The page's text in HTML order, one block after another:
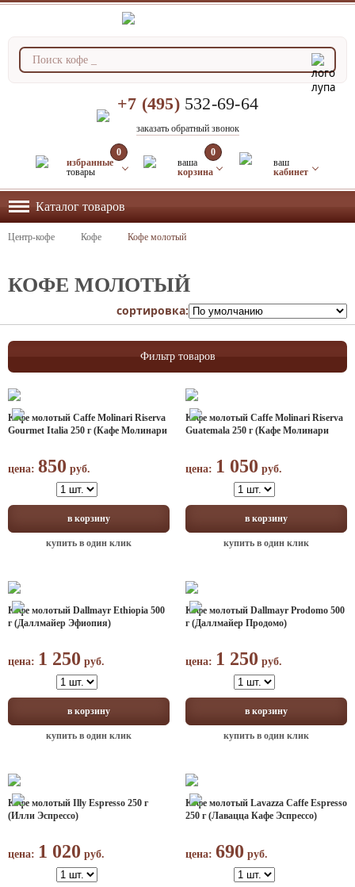
+7 (495) 532-69-64
заказать обратный звонок
избранные
товары
0
ваша
корзина
0
ваш
кабинет
Каталог товаров
Центр-кофе Кофе Кофе молотый
КОФЕ МОЛОТЫЙ
сортировка:
Фильтр товаров
Кофе молотый Caffe Molinari Riserva
Gourmet Italia 250 г (Кафе Молинари
цена: 850 руб.
в корзину
купить в один клик
Кофе молотый Caffe Molinari Riserva
Guatemala 250 г (Кафе Молинари
цена: 1 050 руб.
в корзину
купить в один клик
Кофе молотый Dallmayr Ethiopia 500
г (Даллмайер Эфиопия)
цена: 1 250 руб.
в корзину
купить в один клик
Кофе молотый Dallmayr Prodomo 500
г (Даллмайер Продомо)
цена: 1 250 руб.
в корзину
купить в один клик
Кофе молотый Illy Espresso 250 г
(Илли Эспрессо)
цена: 1 020 руб.
Кофе молотый Lavazza Caffe Espresso
250 г (Лавацца Кафе Эспрессо)
цена: 690 руб.